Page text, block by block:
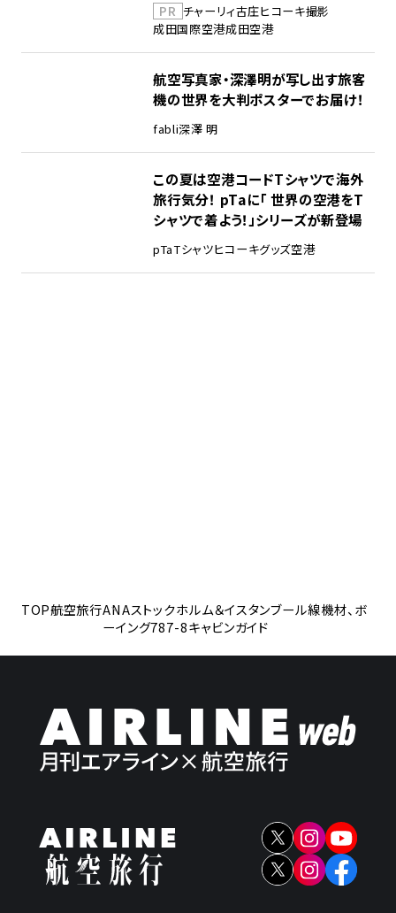
PR チャーリィ古庄ヒコーキ撮影
成田国際空港成田空港
航空写真家・深澤明が写し出す旅客
機の世界を大判ポスターでお届け！
fabli深澤 明
この夏は空港コードTシャツで海外
旅行気分！ pTaに「 世界の空港をT
シャツで着よう！」シリーズが新登場
pTaTシャツヒコーキグッズ空港
TOP航空旅行ANAストックホルム＆イスタンブール線機材、ボ
ーイング787-8キャビンガイド